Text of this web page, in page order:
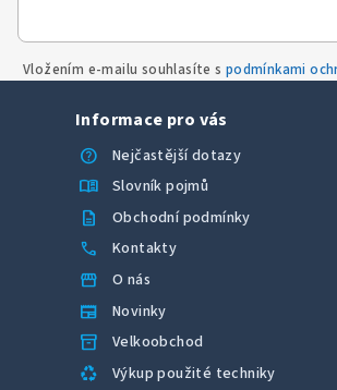
Vložením e-mailu souhlasíte s podmínkami
Informace pro vás
help
Nejčastější dotazy
menu_book Slovník pojmů
description Obchodní podmínky
call Kontakty
storefront O nás
newspaper Novinky
inventory_2 Velkoobchod
recycling Výkup použité techniky